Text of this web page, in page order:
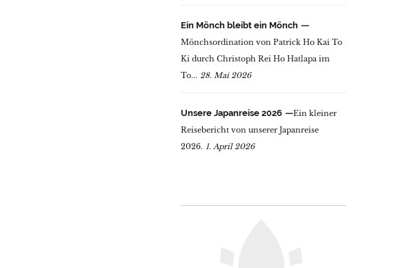
Ein Mönch bleibt ein Mönch
Mönchsordination von Patrick Ho Kai To
Ki durch Christoph Rei Ho Hatlapa im
To... 28. Mai 2026
Unsere Japanreise 2026
Ein kleiner
Reisebericht von unserer Japanreise
2026. 1. April 2026